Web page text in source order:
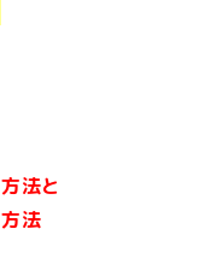
法と
法